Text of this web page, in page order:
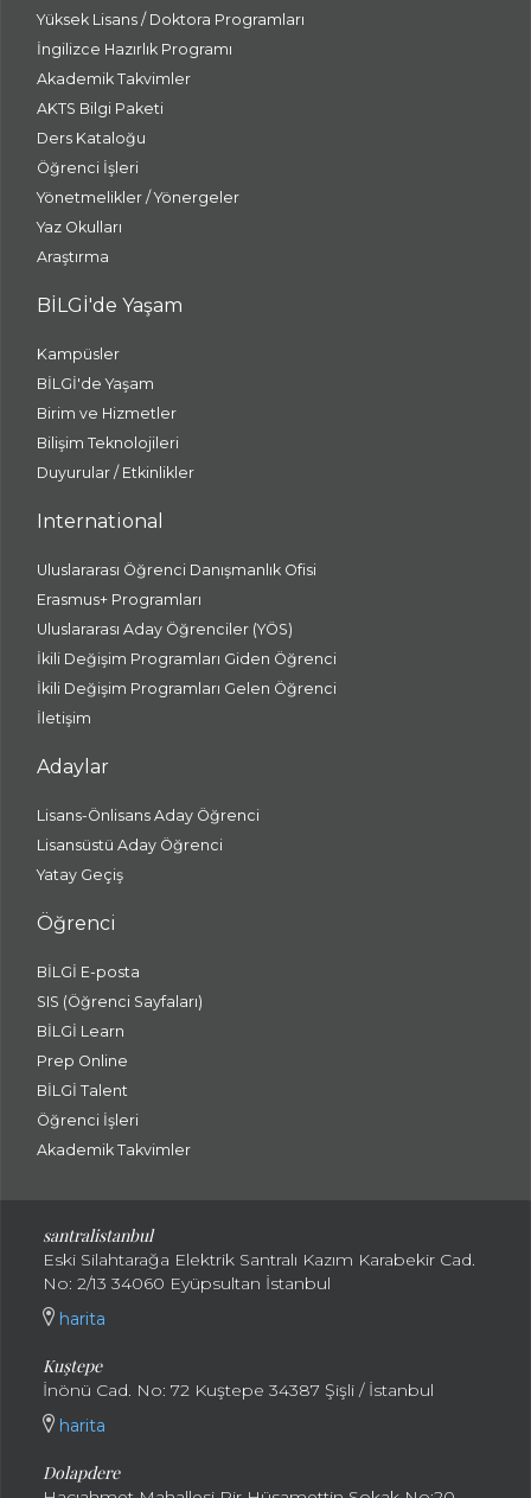
Yüksek Lisans / Doktora Programları
İngilizce Hazırlık Programı
Akademik Takvimler
AKTS Bilgi Paketi
Ders Kataloğu
Öğrenci İşleri
Yönetmelikler / Yönergeler
Yaz Okulları
Araştırma
BİLGİ'de Yaşam
Kampüsler
BİLGİ'de Yaşam
Birim ve Hizmetler
Bilişim Teknolojileri
Duyurular / Etkinlikler
International
Uluslararası Öğrenci Danışmanlık Ofisi
Erasmus+ Programları
Uluslararası Aday Öğrenciler (YÖS)
İkili Değişim Programları Giden Öğrenci
İkili Değişim Programları Gelen Öğrenci
İletişim
Adaylar
Lisans-Önlisans Aday Öğrenci
Lisansüstü Aday Öğrenci
Yatay Geçiş
Öğrenci
BİLGİ E-posta
SIS (Öğrenci Sayfaları)
BİLGİ Learn
Prep Online
BİLGİ Talent
Öğrenci İşleri
Akademik Takvimler
santralistanbul
Eski Silahtarağa Elektrik Santralı Kazım Karabekir Cad.
No: 2/13 34060 Eyüpsultan İstanbul
harita
Kuştepe
İnönü Cad. No: 72 Kuştepe 34387 Şişli / İstanbul
harita
Dolapdere